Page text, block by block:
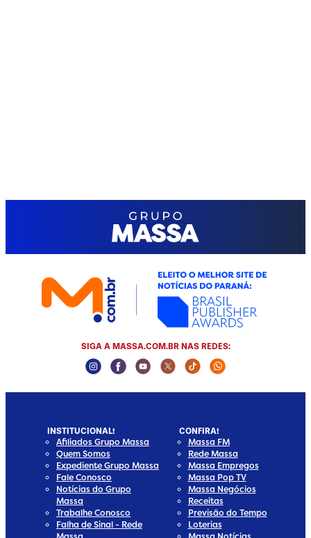
SIGA A MASSA.COM.BR NAS REDES:
Instagram Social Media
Facebook Social Media
Youtube Social Media
Twitter Social Media
Tiktok Social Media
Whatsapp
INSTITUCIONAL!
Afiliados Grupo Massa
Quem Somos
Expediente Grupo Massa
Fale Conosco
Notícias do Grupo
Massa
Trabalhe Conosco
Falha de Sinal - Rede
CONFIRA!
Massa FM
Rede Massa
Massa Empregos
Massa Pop TV
Massa Negócios
Receitas
Previsão do Tempo
Loterias